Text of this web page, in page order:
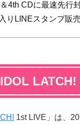
4th CDに最速先行
りLINEスタンプ販売
IDOL
1st LIVE」は、